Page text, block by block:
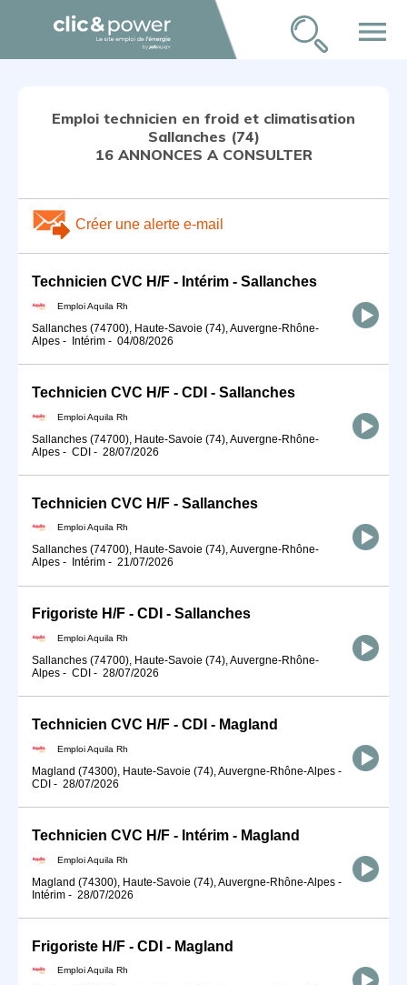
menu
Emploi technicien en froid et climatisation
Sallanches (74)
16 ANNONCES A CONSULTER
Créer une alerte e-mail
Technicien CVC H/F - Intérim - Sallanches
Emploi Aquila Rh
Sallanches (74700), Haute-Savoie (74), Auvergne-Rhône-
Alpes - Intérim - 04/08/2026
Technicien CVC H/F - CDI - Sallanches
Emploi Aquila Rh
Sallanches (74700), Haute-Savoie (74), Auvergne-Rhône-
Alpes - CDI - 28/07/2026
Technicien CVC H/F - Sallanches
Emploi Aquila Rh
Sallanches (74700), Haute-Savoie (74), Auvergne-Rhône-
Alpes - Intérim - 21/07/2026
Frigoriste H/F - CDI - Sallanches
Emploi Aquila Rh
Sallanches (74700), Haute-Savoie (74), Auvergne-Rhône-
Alpes - CDI - 28/07/2026
Technicien CVC H/F - CDI - Magland
Emploi Aquila Rh
Magland (74300), Haute-Savoie (74), Auvergne-Rhône-Alpes -
CDI - 28/07/2026
Technicien CVC H/F - Intérim - Magland
Emploi Aquila Rh
Magland (74300), Haute-Savoie (74), Auvergne-Rhône-Alpes -
Intérim - 28/07/2026
Frigoriste H/F - CDI - Magland
Emploi Aquila Rh